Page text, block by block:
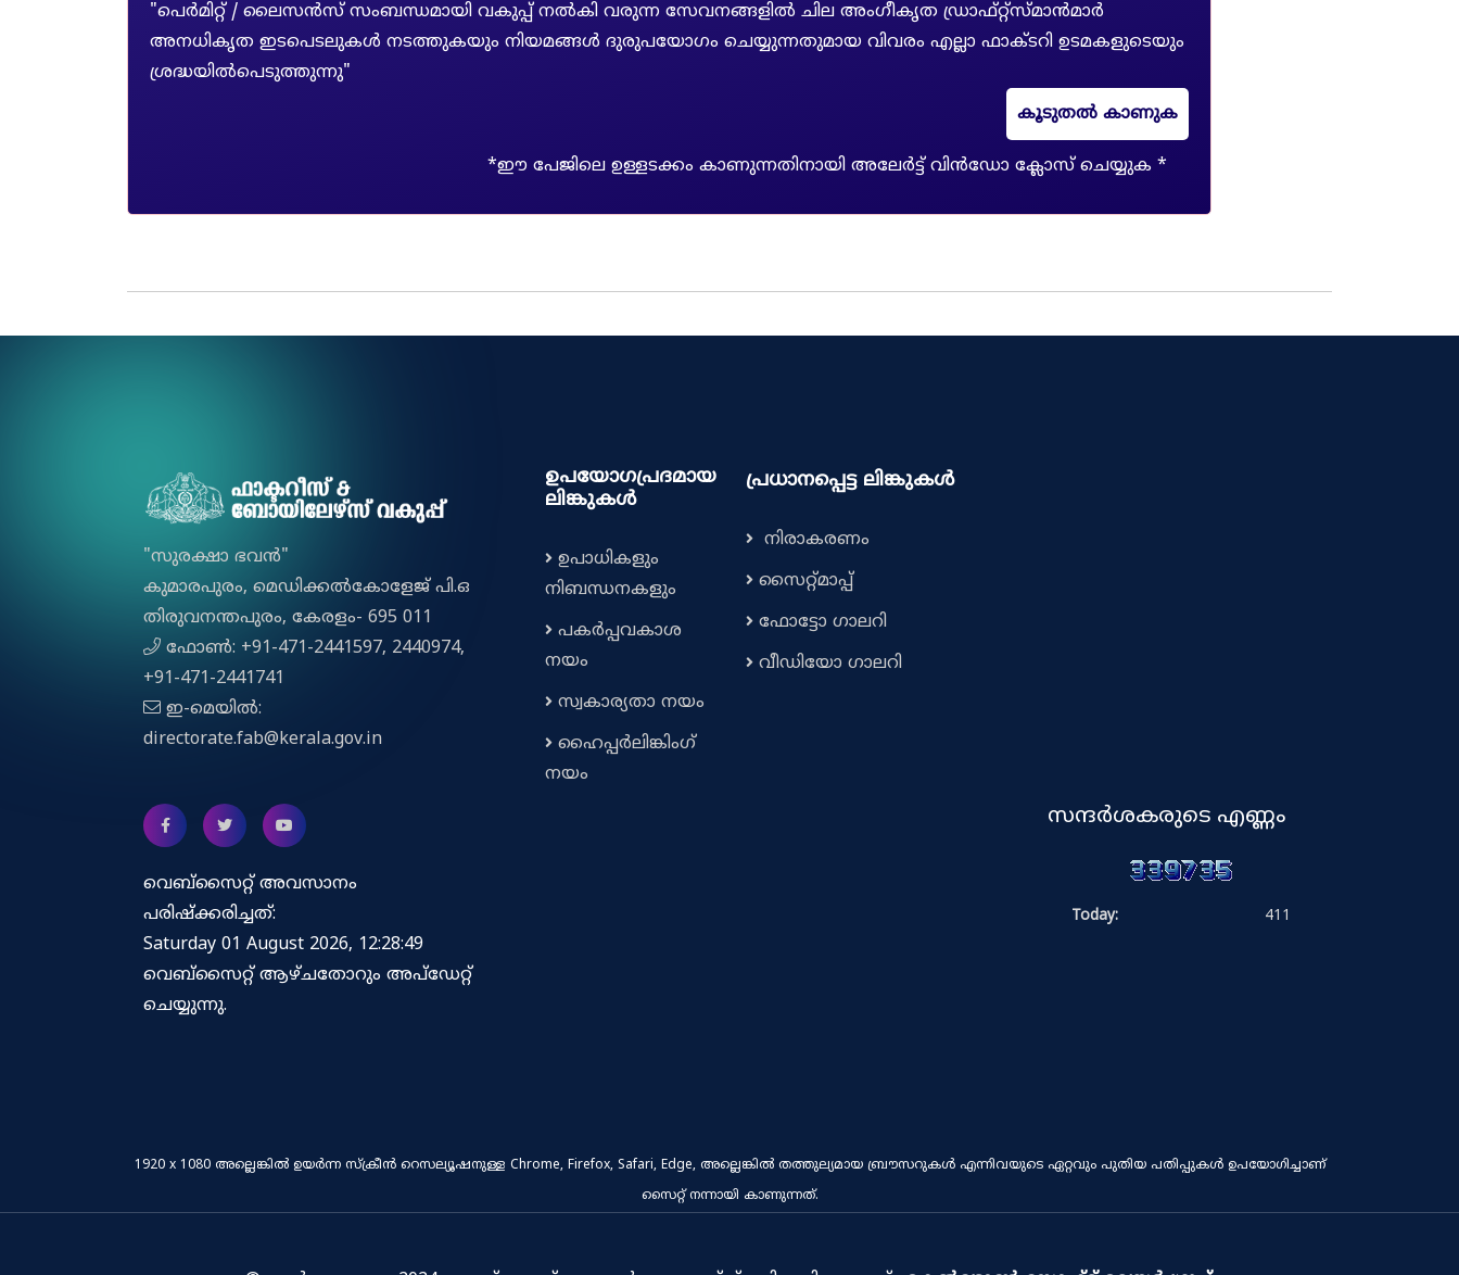
"പെർമിറ്റ് / ലൈസൻസ് സംബന്ധമായി വകുപ്പ് നൽകി വരുന്ന സേവനങ്ങളിൽ ചില അംഗീകൃത ഡ്രാഫ്റ്റ്സ്‌മാൻമാർ
അനധികൃത ഇടപെടലുകൾ നടത്തുകയും നിയമങ്ങൾ ദുരുപയോഗം ചെയ്യുന്നതുമായ വിവരം എല്ലാ ഫാക്ടറി ഉടമകളുടെയും
ശ്രദ്ധയിൽപെടുത്തുന്നു"
കൂടുതൽ കാണുക
*ഈ പേജിലെ ഉള്ളടക്കം കാണുന്നതിനായി അലേർട്ട് വിൻഡോ ക്ലോസ് ചെയ്യുക *
"സുരക്ഷാ ഭവൻ"
കുമാരപുരം, മെഡിക്കല്‍കോളേജ് പി.ഒ
തിരുവനന്തപുരം, കേരളം- 695 011
ഫോൺ: +91-471-2441597, 2440974,
+91-471-2441741
ഇ-മെയിൽ:
directorate.fab@kerala.gov.in
വെബ്സൈറ്റ് അവസാനം
പരിഷ്ക്കരിച്ചത്:
Saturday 01 August 2026, 12:28:49
വെബ്‌സൈറ്റ് ആഴ്ചതോറും അപ്‌ഡേറ്റ്
ചെയ്യുന്നു.
ഉപയോഗപ്രദമായ
ലിങ്കുകൾ
ഉപാധികളും
നിബന്ധനകളും
പകർപ്പവകാശ
നയം
സ്വകാര്യതാ നയം
ഹൈപ്പർലിങ്കിംഗ്
നയം
പ്രധാനപ്പെട്ട ലിങ്കുകൾ
നിരാകരണം
സൈറ്റ്മാപ്പ്
ഫോട്ടോ ഗാലറി
വീഡിയോ ഗാലറി
സന്ദർശകരുടെ എണ്ണം
Today: 411
1920 x 1080 അല്ലെങ്കിൽ ഉയർന്ന സ്‌ക്രീൻ റെസല്യൂഷനുള്ള Chrome, Firefox, Safari, Edge, അല്ലെങ്കിൽ തത്തുല്യമായ ബ്രൗസറുകൾ എന്നിവയുടെ ഏറ്റവും പുതിയ പതിപ്പുകൾ ഉപയോഗിച്ചാണ്
സൈറ്റ് നന്നായി കാണുന്നത്.